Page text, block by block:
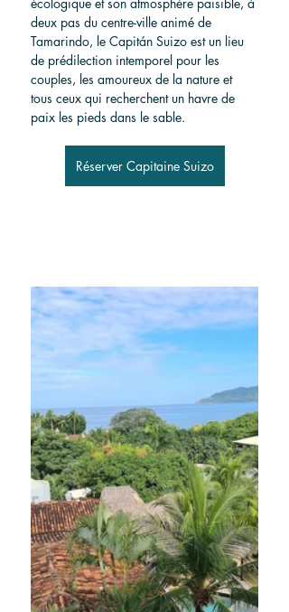
deux pas du centre-ville animé de
Tamarindo, le Capitán Suizo est un lieu
de prédilection intemporel pour les
couples, les amoureux de la nature et
tous ceux qui recherchent un havre de
paix les pieds dans le sable.
Réserver Capitaine Suizo